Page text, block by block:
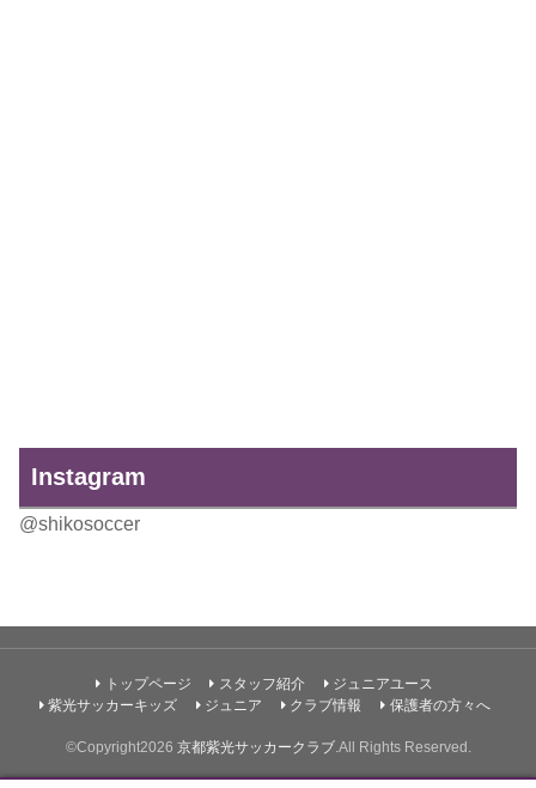
Instagram
@shikosoccer
トップページ スタッフ紹介
ジュニアユース
紫光サッカーキッズ
ジュニア クラブ情報 保護者の方々へ
©Copyright2026 京都紫光サッカークラブ.All Rights Reserved.